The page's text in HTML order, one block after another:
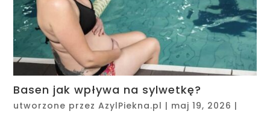
Basen jak wpływa na sylwetkę?
utworzone przezAzylPiekna.pl | maj 19, 2026 |